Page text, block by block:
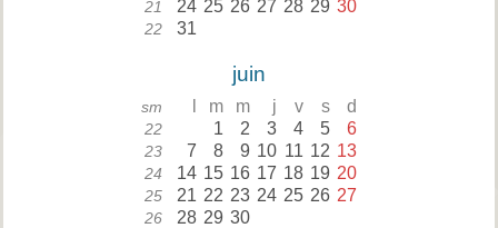
21 24 25 26 27 28 29 30
22 31
juin
sm m m j v s d
22 1 2 3 4 5 6
23 7 8 9 10 11 12 13
24 14 15 16 17 18 19 20
25 21 22 23 24 25 26 27
26 28 29 30